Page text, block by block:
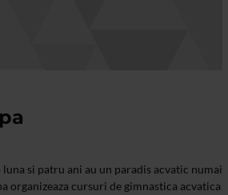
si patru ani au un paradis acvatic numai
organizeaza cursuri de gimnastica acvatica